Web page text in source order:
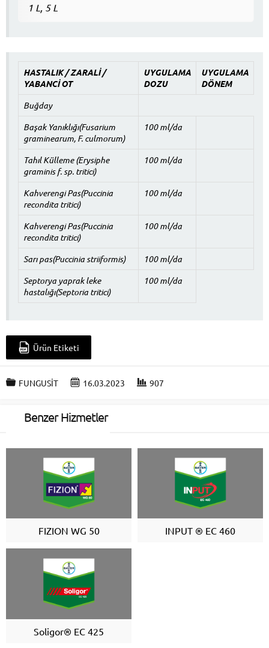
1 L, 5 L
HASTALIK / ZARALİ /
YABANCİ OT
UYGULAMA
DOZU
UYGULAMA
DÖNEM
Buğday
Başak Yanıklığı(Fusarium
graminearum, F. culmorum)
100 ml/da
Tahıl Külleme (Erysiphe
graminis f. sp. tritici)
100 ml/da
Kahverengi Pas(Puccinia
recondita tritici)
100 ml/da
Kahverengi Pas(Puccinia
recondita tritici)
100 ml/da
Sarı pas(Puccinia striiformis)
100 ml/da
Septorya yaprak leke
hastalığı(Septoria tritici)
100 ml/da
Ürün Etiketi
FUNGUSİT 16.03.2023 907
Benzer Hizmetler
FIZION WG 50 INPUT ® EC 460
Soligor® EC 425